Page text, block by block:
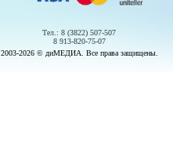
Тел.: 8 (3822) 507-507
8 913-820-75-07
2003-2026 © диМЕДИА. Все права защищены.